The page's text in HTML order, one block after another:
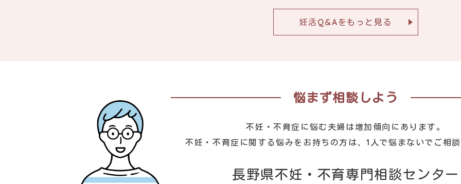
妊活Q&Aをもっと見る
悩まず相談しよう
不妊・不育症に悩む夫婦は増加傾向にあります。
不妊・不育症に関する悩みをお持ちの方は、1人で悩まないでご相
長野県不妊・不育専門相談センター